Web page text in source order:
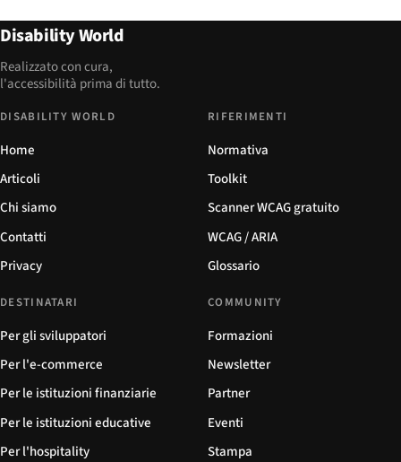
Disability World
Realizzato con cura,
l'accessibilità prima di tutto.
DISABILITY WORLD
Home
Articoli
Chi siamo
Contatti
Privacy
RIFERIMENTI
Normativa
Toolkit
Scanner WCAG gratuito
WCAG / ARIA
Glossario
DESTINATARI
Per gli sviluppatori
Per l'e-commerce
Per le istituzioni finanziarie
Per le istituzioni educative
Per l'hospitality
COMMUNITY
Formazioni
Newsletter
Partner
Eventi
Stampa